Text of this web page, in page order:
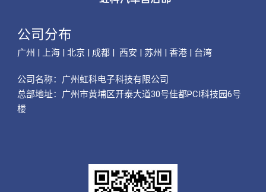
公司分布
广州 | 上海 | 北京 | 成都 | 西安 | 苏州 | 香港 | 台湾
公司名称： 广州虹科电子科技有限公司
总部地址：广州市黄埔区开泰大道30号佳都PCI科技园6号
楼